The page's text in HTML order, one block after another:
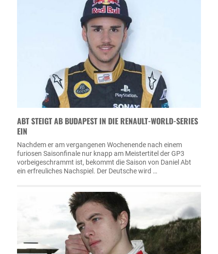
ABT STEIGT AB BUDAPEST IN DIE RENAULT-WORLD-SERIES
EIN
Nachdem er am vergangenen Wochenende nach einem
furiosen Saisonfinale nur knapp am Meistertitel der GP3
vorbeigeschrammt ist, bekommt die Saison von Daniel Abt
ein erfreuliches Nachspiel. Der Deutsche wird …